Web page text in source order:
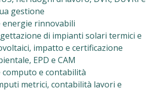
gestione
energie rinnovabili
di impianti solari termici e
impatto e certificazione
EPD e CAM
computo e contabilità
metrici, contabilità lavori e